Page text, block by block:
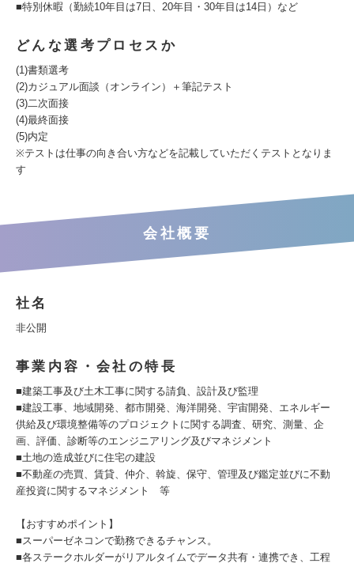
■特別休暇（勤続10年目は7日、20年目・30年目は14日）など
どんな選考プロセスか
(1)書類選考
(2)カジュアル面談（オンライン）＋筆記テスト
(3)二次面接
(4)最終面接
(5)内定
※テストは仕事の向き合い方などを記載していただくテストとなりま
す
会社概要
社名
非公開
事業内容・会社の特長
■建築工事及び土木工事に関する請負、設計及び監理
■建設工事、地域開発、都市開発、海洋開発、宇宙開発、エネルギー
供給及び環境整備等のプロジェクトに関する調査、研究、測量、企
画、評価、診断等のエンジニアリング及びマネジメント
■土地の造成並びに住宅の建設
■不動産の売買、賃貸、仲介、斡旋、保守、管理及び鑑定並びに不動
産投資に関するマネジメント 等
【おすすめポイント】
■スーパーゼネコンで勤務できるチャンス。
■各ステークホルダーがリアルタイムでデータ共有・連携でき、工程